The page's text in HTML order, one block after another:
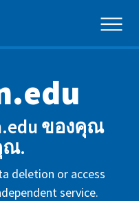
ของคุณ
ณ.
deletion or access
service.